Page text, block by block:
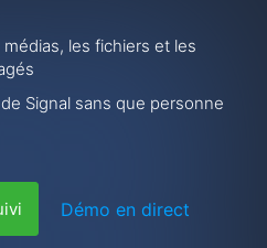
les fichiers et les
Signal sans que personne
Démo en direct